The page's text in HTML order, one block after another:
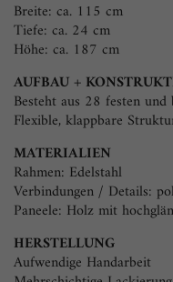
Breite: ca. 115 cm
Tiefe: ca. 24 cm
Höhe: ca. 187 cm
AUFBAU +
Besteht aus 28 festen und
Flexible, klappbare
MATERIALIEN
Rahmen: Edelstahl
Verbindungen / Details:
Paneele: Holz mit
HERSTELLUNG
Aufwendige Handarbeit